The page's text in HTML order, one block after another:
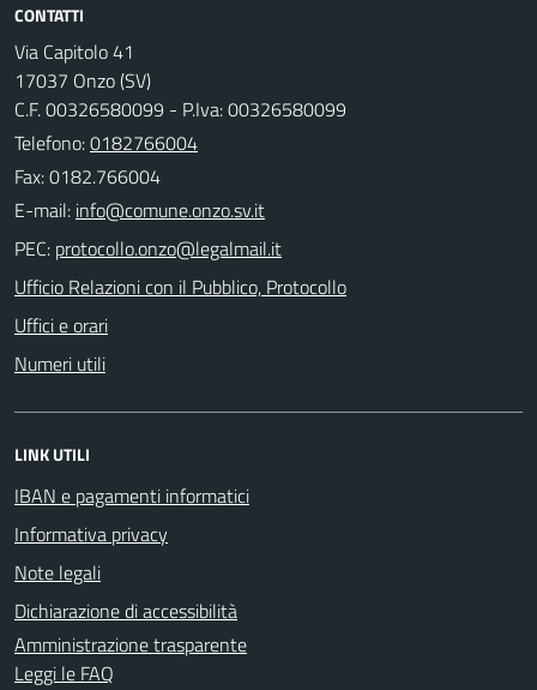
CONTATTI
Via Capitolo 41
17037 Onzo (SV)
C.F. 00326580099 - P.Iva: 00326580099
Telefono:0182766004
Fax: 0182.766004
E-mail:
PEC:
Ufficio Relazioni con il Pubblico, Protocollo
Uffici e orari
Numeri utili
LINK UTILI
IBAN e pagamenti informatici
Informativa privacy
Note legali
Dichiarazione di accessibilità
Amministrazione trasparente
Leggi le FAQ